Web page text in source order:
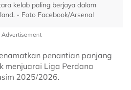
kelab paling berjaya dalam
- Foto Facebook/Arsenal
Advertisement
penantian panjang
menjuarai Liga Perdana
2025/2026.